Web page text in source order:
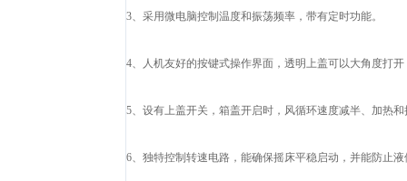
3、采用微电脑控制温度和振荡频率，带有定时功能。
4、人机友好的按键式操作界面，透明上盖可以大角度打
5、设有上盖开关，箱盖开启时，风循环速度减半、加热
6、独特控制转速电路，能确保摇床平稳启动，并能防止